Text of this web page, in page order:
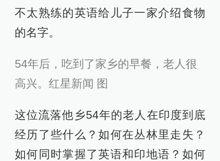
不太熟练的英语给儿子一家介绍食物
的名字。
54年后，吃到了家乡的早餐，老人很
高兴。红星新闻 图
这位流落他乡54年的老人在印度到底
经历了些什么？如何在丛林里走失？
如何同时掌握了英语和印地语？如何